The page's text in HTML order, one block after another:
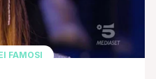
FAMOSI